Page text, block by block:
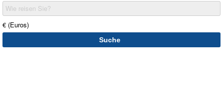
Wie reisen Sie?
€ (Euros)
Suche